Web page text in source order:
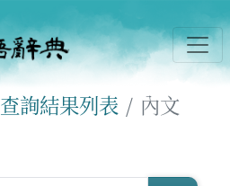
查詢結果列表 內文